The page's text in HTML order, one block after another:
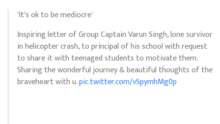
'It's ok to be mediocre'
Inspiring letter of Group Captain Varun Singh, lone survivor
in helicopter crash, to principal of his school with request
to share it with teenaged students to motivate them.
Sharing the wonderful journey & beautiful thoughts of the
braveheart with u.pic.twitter.com/vSpymhMg0p